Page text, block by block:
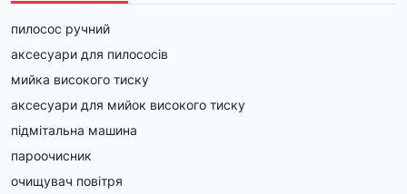
Простота встановлення:
механізму замків CamLock, процес з'єднання та
від'єднання займає мінімум часу.
Види муфт CamLock на Amper.ua
Муфта CamLock стандарт A:
використання в паливних системах та при
промислових застосувань, де потрібне міцне та
пилосос ручний
аксесуари для пилососів
мийка високого тиску
аксесуари для мийок високого тиску
підмітальна машина
пароочисник
очищувач повітря